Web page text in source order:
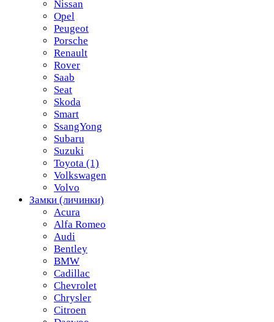
Nissan
Opel
Peugeot
Porsche
Renault
Rover
Saab
Seat
Skoda
Smart
SsangYong
Subaru
Suzuki
Toyota (1)
Volkswagen
Volvo
Замки (личинки)
Acura
Alfa Romeo
Audi
Bentley
BMW
Cadillac
Chevrolet
Chrysler
Citroen